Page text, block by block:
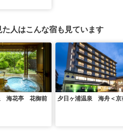
た人はこんな宿も見ています
海花亭 花御前 夕日ヶ浦温泉 海舟＜京